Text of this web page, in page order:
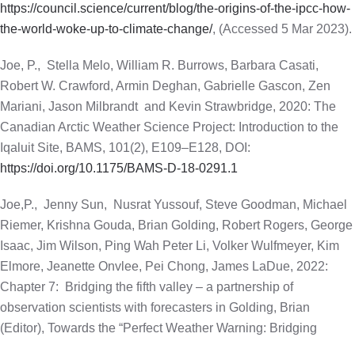
https://council.science/current/blog/the-origins-of-the-ipcc-how-
the-world-woke-up-to-climate-change/, (Accessed 5 Mar 2023).
Joe, P., Stella Melo, William R. Burrows, Barbara Casati,
Robert W. Crawford, Armin Deghan, Gabrielle Gascon, Zen
Mariani, Jason Milbrandt and Kevin Strawbridge, 2020: The
Canadian Arctic Weather Science Project: Introduction to the
Iqaluit Site, BAMS, 101(2), E109–E128, DOI:
https://doi.org/10.1175/BAMS-D-18-0291.1
Joe,P., Jenny Sun,
Nusrat Yussouf, Steve Goodman, Michael
Riemer, Krishna Gouda, Brian Golding, Robert Rogers, George
Isaac, Jim Wilson, Ping Wah Peter Li, Volker Wulfmeyer, Kim
Elmore, Jeanette Onvlee, Pei Chong, James LaDue, 2022:
Chapter 7:
Bridging the fifth valley – a partnership of
observation scientists with forecasters in Golding, Brian
(Editor), Towards the “Perfect Weather Warning: Bridging